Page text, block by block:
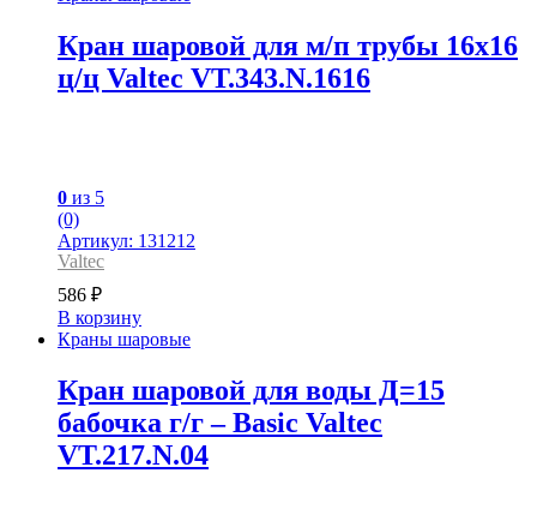
Кран шаровой для м/п трубы 16х16
ц/ц Valtec VT.343.N.1616
0 из 5
(0)
Артикул: 131212
Valtec
586 ₽
В корзину
Краны шаровые
Кран шаровой для воды Д=15
бабочка г/г – Basic Valtec
VT.217.N.04